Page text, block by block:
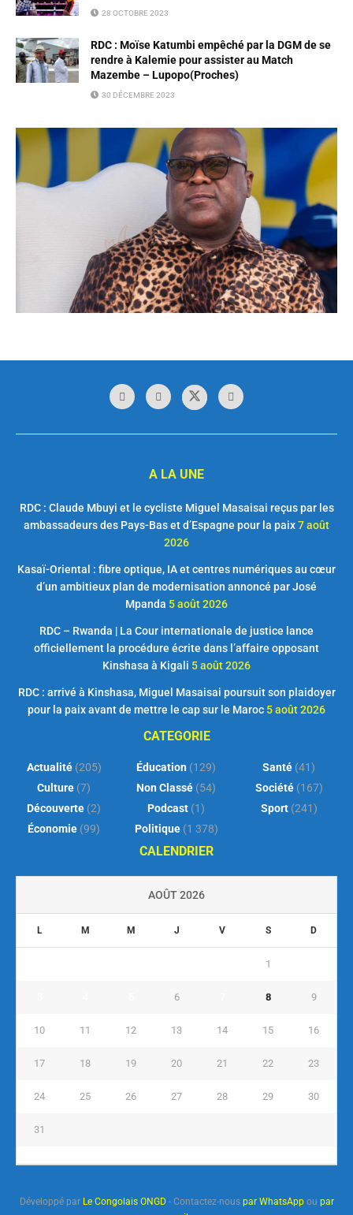
28 OCTOBRE 2023
RDC : Moïse Katumbi empêché par la DGM de se
rendre à Kalemie pour assister au Match
Mazembe – Lupopo(Proches)
30 DÉCEMBRE 2023
A LA UNE
RDC : Claude Mbuyi et le cycliste Miguel Masaisai reçus par les
ambassadeurs des Pays-Bas et d’Espagne pour la paix7 août
2026
Kasaï-Oriental : fibre optique, IA et centres numériques au cœur
d’un ambitieux plan de modernisation annoncé par José
Mpanda 5 août 2026
RDC – Rwanda | La Cour internationale de justice lance
officiellement la procédure écrite dans l’affaire opposant
Kinshasa à Kigali 5 août 2026
RDC : arrivé à Kinshasa, Miguel Masaisai poursuit son plaidoyer
pour la paix avant de mettre le cap sur le Maroc 5 août 2026
CATEGORIE
Actualité(205)
Culture (7)
Découverte (2)
Économie (99)
Éducation (129)
Non Classé (54)
Podcast (1)
Politique(1 378)
Santé (41)
Société(167)
Sport(241)
CALENDRIER
AOÛT 2026
L M M J V S D
1
6 8 9
10 11 12 13 14 15 16
17 18 19 20 21 22 23
24 25 26 27 28 29 30
31
Développé par Le Congolais ONGD- Contactez-nous par WhatsAppou par